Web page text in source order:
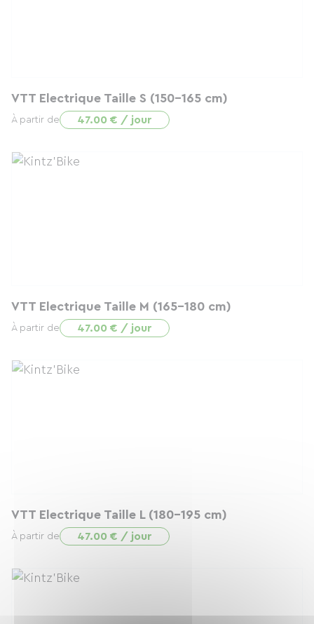
VTT Electrique Taille S (150-165 cm)
À partir de 47.00 € / jour
VTT Electrique Taille M (165-180 cm)
À partir de 47.00 € / jour
VTT Electrique Taille L (180-195 cm)
À partir de 47.00 € / jour